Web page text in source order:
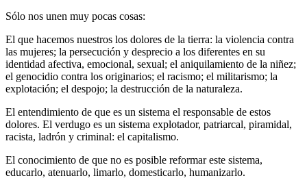
Sólo nos unen muy pocas cosas:
El que hacemos nuestros los dolores de la tierra: la violencia contra
las mujeres; la persecución y desprecio a los diferentes en su
identidad afectiva, emocional, sexual; el aniquilamiento de la niñez;
el genocidio contra los originarios; el racismo; el militarismo; la
explotación; el despojo; la destrucción de la naturaleza.
El entendimiento de que es un sistema el responsable de estos
dolores. El verdugo es un sistema explotador, patriarcal, piramidal,
racista, ladrón y criminal: el capitalismo.
El conocimiento de que no es posible reformar este sistema,
educarlo, atenuarlo, limarlo, domesticarlo, humanizarlo.